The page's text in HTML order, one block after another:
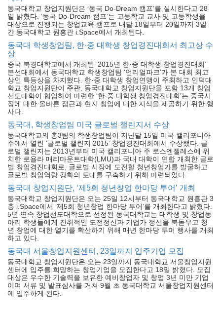
동국대학교 창업지원단은 ‘동국 Do-Dream 캠프’를 실시한다고 28
일 밝혔다. ‘동국 Do-Dream 캠프’는 고등학교 교사 및 고등학생을
대상으로 진행되는 창업교육 캠프로 내달 18일부터 20일까지 3일
간 동국대학교 원흥관 i.Space에서 개최된다.
동국대 학생창업팀, 한·중 대학생 창업경진대회서 최고상 수
상
중국 북경대학교에서 개최된 ‘2015년 한·중 대학생 창업경진대회’
본선대회에서 동국대학교 학생창업팀 ‘언리얼파크’가 본 대회 최고
상인 특등상을 차지했다. 한·중 대학생 창업연맹이 주최하고 인덕대
학교 창업지원단이 주관, 동국대학교 창업지원단을 포함 13개 창업
선도대학이 협업하여 마련한 ‘한·중 대학생 창업경진대회’는 중국시
장에 대한 올바른 접근과 현지 창업에 대한 지식을 제공하기 위한 행
사다.
동국대, 학생창업팀 미국 글로벌 챌린지서 수상
동국대학교의 총3팀의 학생창업팀이 지난달 15일 미국 캘리포니아
주에서 열린 ‘글로벌 챌린지 2015’ 창업경진대회에서 수상했다. 글
로벌 챌린지는 2013년부터 미국 캘리포니아 주 로스엔젤레스에 위
치한 로욜라 매리마운트대학(LMU)과 국내 대학이 연합 개최한 글로
벌 창업경진대회로, 글로벌 시장에 도전할 청년창업가를 발굴하고
글로벌 창업역량 강화의 토대를 구축하기 위해 마련되었다.
동국대 창업지원단, ‘제5회 청년창업 한마당 투어’ 개최
동국대학교 창업지원단은 오는 25일 12시부터 동국대학교 원흥관 3
층 i.Space에서 ‘제5회 청년창업 한마당 투어’를 개최한다고 밝혔다.
5년 연속 창업선도대학으로 선정된 동국대학교는 대학생 및 창업동
아리 학생들에게 진취적인 도전정신과 기업가 정신을 북돋우고 청
년 창업에 대한 열기를 확산하기 위해 매년 한마당 투어 행사를 개최
하고 있다.
동국대 서울창업지원센터, 23일까지 입주기업 모집
동국대학교 창업지원단은 오는 23일까지 동국대학교 서울창업지원
센터에 입주를 희망하는 창업기업을 모집한다고 18일 밝혔다. 모집
대상은 우수한 기술력을 보유한 예비창업자 및 창업 3년 미만 기업
이며 서류 및 발표심사를 거쳐 9월 초 동국대학교 서울창업지원센터
에 입주하게 된다.